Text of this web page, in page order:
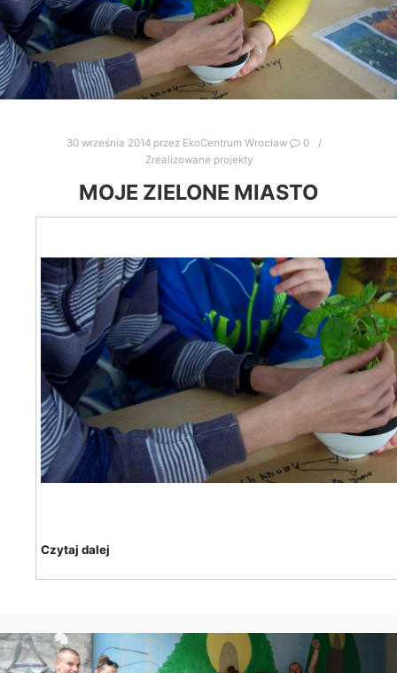
30 września 2014 przez EkoCentrum Wrocław
0
Zrealizowane projekty
MOJE ZIELONE MIASTO
Czytaj dalej